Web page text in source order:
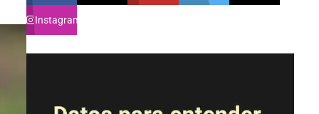
Instagram